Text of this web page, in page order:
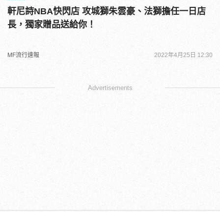
軒尼詩NBA快閃店 攻城獅朱雲豪、法獅擔任一日店
長，獨家贈品送給你！
MF流行速報 2022年4月25日 12:30
Advertisements